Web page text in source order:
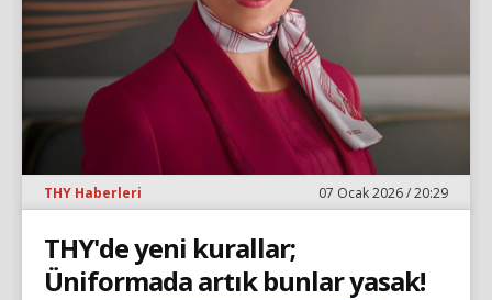
THY Haberleri 07 Ocak 2026 / 20:29
THY'de yeni kurallar;
Üniformada artık bunlar yasak!